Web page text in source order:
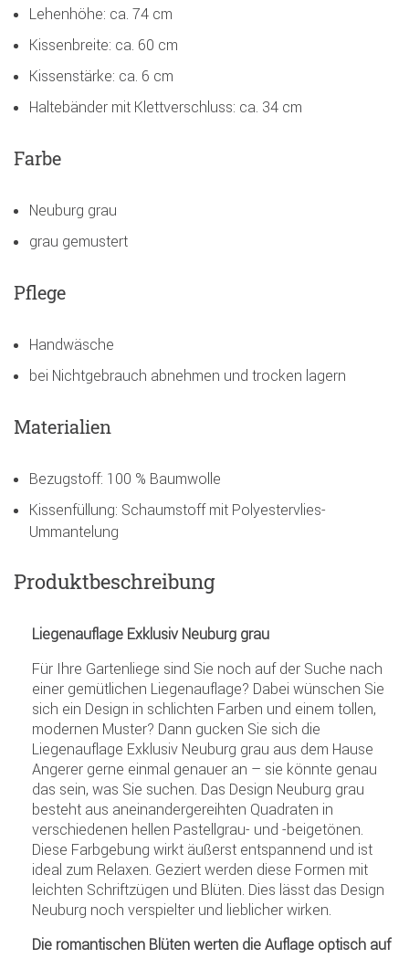
Lehenhöhe: ca. 74 cm
Kissenbreite: ca. 60 cm
Kissenstärke: ca. 6 cm
Haltebänder mit Klettverschluss: ca. 34 cm
Farbe
Neuburg grau
grau gemustert
Pflege
Handwäsche
bei Nichtgebrauch abnehmen und trocken lagern
Materialien
Bezugstoff: 100 % Baumwolle
Kissenfüllung: Schaumstoff mit Polyestervlies-
Ummantelung
Produktbeschreibung
Liegenauflage Exklusiv Neuburg grau
Für Ihre Gartenliege sind Sie noch auf der Suche nach
einer gemütlichen Liegenauflage? Dabei wünschen Sie
sich ein Design in schlichten Farben und einem tollen,
modernen Muster? Dann gucken Sie sich die
Liegenauflage Exklusiv Neuburg grau aus dem Hause
Angerer gerne einmal genauer an – sie könnte genau
das sein, was Sie suchen. Das Design Neuburg grau
besteht aus aneinandergereihten Quadraten in
verschiedenen hellen Pastellgrau- und -beigetönen.
Diese Farbgebung wirkt äußerst entspannend und ist
ideal zum Relaxen. Geziert werden diese Formen mit
leichten Schriftzügen und Blüten. Dies lässt das Design
Neuburg noch verspielter und lieblicher wirken.
Die romantischen Blüten werten die Auflage optisch auf